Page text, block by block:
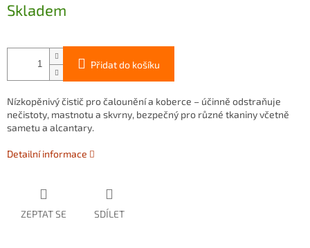
cena:
Skladem
Přidat do košíku
Nízkopěnivý čistič pro čalounění a koberce – účinně odstraňuje
nečistoty, mastnotu a skvrny, bezpečný pro různé tkaniny včetně
sametu a alcantary.
Detailní informace
ZEPTAT SE SDÍLET